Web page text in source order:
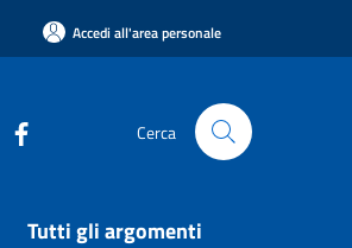
Accedi all'area personale
Cerca
Tutti gli argomenti